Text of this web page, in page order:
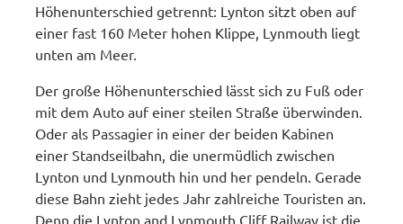
Höhenunterschied getrennt: Lynton sitzt oben auf
einer fast 160 Meter hohen Klippe, Lynmouth liegt
unten am Meer.
Der große Höhenunterschied lässt sich zu Fuß oder
mit dem Auto auf einer steilen Straße überwinden.
Oder als Passagier in einer der beiden Kabinen
einer Standseilbahn, die unermüdlich zwischen
Lynton und Lynmouth hin und her pendeln. Gerade
diese Bahn zieht jedes Jahr zahlreiche Touristen an.
Denn die Lynton and Lynmouth Cliff Railway ist die